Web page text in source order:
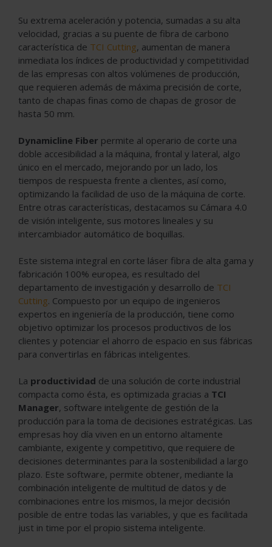
Su extrema aceleración y potencia, sumadas a su alta
velocidad, gracias a su puente de fibra de carbono
característica de TCI Cutting, aumentan de manera
inmediata los índices de productividad y competitividad
de las empresas con altos volúmenes de producción,
que requieren además de máxima precisión de corte,
tanto de chapas finas como de chapas de grosor de
hasta 50 mm.
Dynamicline Fiber permite al operario de corte una
doble accesibilidad a la máquina, frontal y lateral, algo
único en el mercado, mejorando por un lado, los
tiempos de respuesta frente a clientes, así como,
optimizando la facilidad de uso de la máquina de corte.
Entre otras características, destacamos su Cámara 4.0
de visión inteligente, sus motores lineales y su
intercambiador automático de boquillas.
Este sistema integral en corte láser fibra de alta gama y
fabricación 100% europea, es resultado del
departamento de investigación y desarrollo de TCI
Cutting. Compuesto por un equipo de ingenieros
expertos en ingeniería de la producción, tiene como
objetivo optimizar los procesos productivos de los
clientes y potenciar el ahorro de espacio en sus fábricas
para convertirlas en fábricas inteligentes.
La productividad de una solución de corte industrial
compacta como ésta, es optimizada gracias a TCI
Manager, software inteligente de gestión de la
producción para la toma de decisiones estratégicas. Las
empresas hoy día viven en un entorno altamente
cambiante, exigente y competitivo, que requiere de
decisiones determinantes para la sostenibilidad a largo
plazo. Este software, permite obtener, mediante la
combinación inteligente de multitud de datos y de
combinaciones entre los mismos, la mejor decisión
posible de entre todas las variables, y que es facilitada
just in time por el propio sistema inteligente.